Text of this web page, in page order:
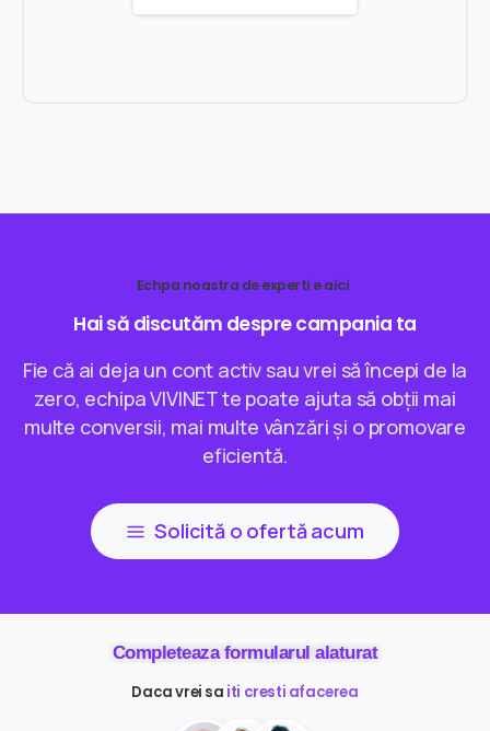
Echpa noastra de experti e aici
Haisă discutăm desprecampania ta
Fie că ai deja un cont activ sau vrei să începi de la
zero, echipa VIVINET te poate ajuta să obții mai
multe conversii, mai multe vânzări și o promovare
eficientă.
Solicită o ofertă acum
Completeaza formularul alaturat
Daca vrei sa ai mai multi clienti